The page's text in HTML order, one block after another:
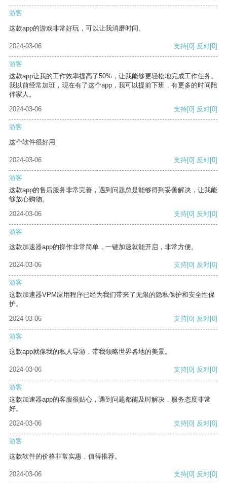
游客
这款app的游戏非常好玩，可以让我消磨时间。
2024-03-06 支持[0] 反对[0]
游客
这款app让我的工作效率提高了50%，让我能够更轻松地完成工作任务。
我以前经常加班，现在有了这个app，我可以提前下班，有更多的时间陪
伴家人。
2024-03-06
支持[0] 反对[0]
游客
这个软件很好用
2024-03-06 支持[0] 反对[0]
游客
这款app的售后服务非常完善，遇到问题总是能够得到妥善解决，让我能
够放心购物。
2024-03-06
支持[0] 反对[0]
游客
这款加速器app的操作非常简单，一键加速就能开启，非常方便。
2024-03-06 支持[0] 反对[0]
游客
这款加速器VPM应用程序已经为我们带来了无限的隐私保护和安全性保
护。
2024-03-06
支持[0] 反对[0]
游客
这款app就像我的私人导游，带我领略世界各地的美景。
2024-03-06 支持[0] 反对[0]
游客
这款加速器app的客服很贴心，遇到问题都能及时解决，服务态度非常
好。
2024-03-06
支持[0] 反对[0]
游客
这款软件的价格非常实惠，值得推荐。
2024-03-06 支持[0] 反对[0]